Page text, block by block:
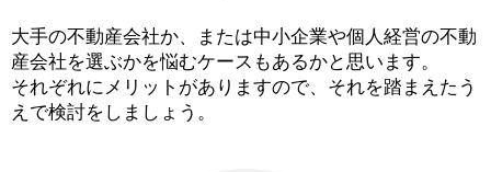
大手の不動産会社か、または中小企業や個人経営の不動
産会社を選ぶかを悩むケースもあるかと思います。
それぞれにメリットがありますので、それを踏まえたう
えで検討をしましょう。